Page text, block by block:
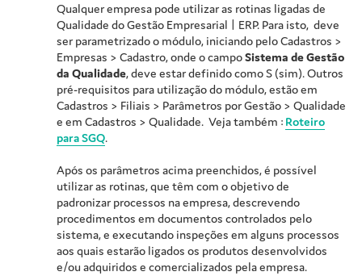
Qualquer empresa pode utilizar as rotinas ligadas de
Qualidade do Gestão Empresarial | ERP. Para isto, deve
ser parametrizado o módulo, iniciando pelo Cadastros >
Empresas > Cadastro, onde o campoSistema de Gestão
da Qualidade, deve estar definido como S (sim). Outros
pré-requisitos para utilização do módulo, estão em
Cadastros > Filiais > Parâmetros por Gestão > Qualidade
e em Cadastros > Qualidade. Veja também : Roteiro
para SGQ.
Após os parâmetros acima preenchidos, é possível
utilizar as rotinas, que têm com o objetivo de
padronizar processos na empresa, descrevendo
procedimentos em documentos controlados pelo
sistema, e executando inspeções em alguns processos
aos quais estarão ligados os produtos desenvolvidos
e/ou adquiridos e comercializados pela empresa.